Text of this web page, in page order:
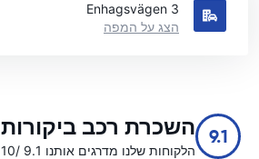
Enhagsvägen 3
הצג על המפה
9.1 השכרת רכב ביקורות
הלקוחות שלנו מדרגים אותנו 9.1 /10 מתוך 12842